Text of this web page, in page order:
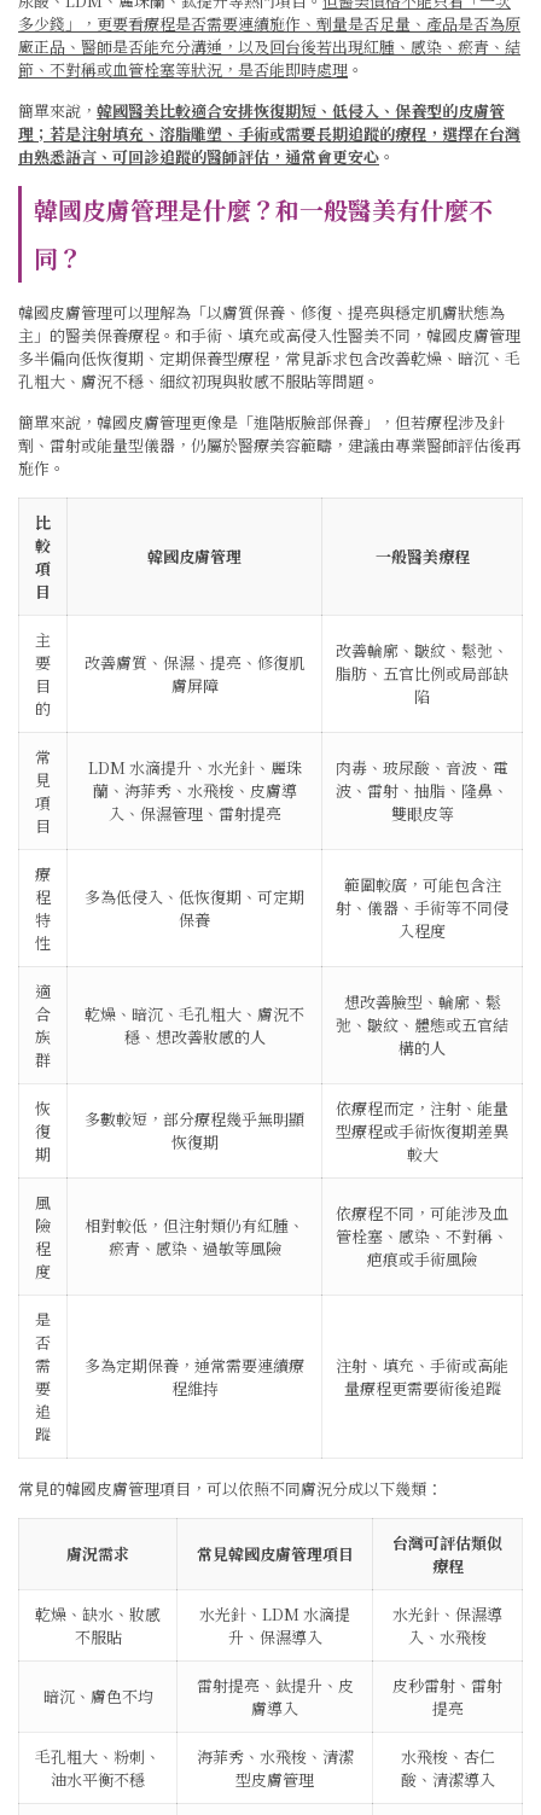
多少錢」，更要看療程是否需要連續施作、劑量是否足量、產品是否為原
廠正品、醫師是否能充分溝通，以及回台後若出現紅腫、感染、瘀青、結
節、不對稱或血管栓塞等狀況，是否能即時處理 。
簡單來說， 韓國醫美比較適合安排恢復期短、低侵入、保養型的皮膚管
理；若是注射填充、溶脂雕塑、手術或需要長期追蹤的療程，選擇在台灣
由熟悉語言、可回診追蹤的醫師評估，通常會更安心 。
韓國皮膚管理是什麼？和一般醫美有什麼不
同？
韓國皮膚管理可以理解為「以膚質保養、修復、提亮與穩定肌膚狀態為
主」的醫美保養療程。和手術、填充或高侵入性醫美不同，韓國皮膚管理
多半偏向低恢復期、定期保養型療程，常見訴求包含改善乾燥、暗沉、毛
孔粗大、膚況不穩、細紋初現與妝感不服貼等問題。
簡單來說，韓國皮膚管理更像是「進階版臉部保養」，但若療程涉及針
劑、雷射或能量型儀器，仍屬於醫療美容範疇，建議由專業醫師評估後再
施作。
比
較
項
目
韓國皮膚管理 一般醫美療程
主
要
目
的
改善膚質、保濕、提亮、修復肌
膚屏障
改善輪廓、皺紋、鬆弛、
脂肪、五官比例或局部缺
陷
常
見
項
目
LDM 水滴提升、水光針、麗珠
蘭、海菲秀、水飛梭、皮膚導
入、保濕管理、雷射提亮
肉毒、玻尿酸、音波、電
波、雷射、抽脂、隆鼻、
雙眼皮等
療
程
特
性
多為低侵入、低恢復期、可定期
保養
範圍較廣，可能包含注
射、儀器、手術等不同侵
入程度
適
合
族
群
乾燥、暗沉、毛孔粗大、膚況不
穩、想改善妝感的人
想改善臉型、輪廓、鬆
弛、皺紋、體態或五官結
構的人
恢
復
期
多數較短，部分療程幾乎無明顯
恢復期
依療程而定，注射、能量
型療程或手術恢復期差異
較大
風
險
程
度
相對較低，但注射類仍有紅腫、
瘀青、感染、過敏等風險
依療程不同，可能涉及血
管栓塞、感染、不對稱、
疤痕或手術風險
是
否
需
要
追
蹤
多為定期保養，通常需要連續療
程維持
注射、填充、手術或高能
量療程更需要術後追蹤
常見的韓國皮膚管理項目，可以依照不同膚況分成以下幾類：
膚況需求 常見韓國皮膚管理項目
台灣可評估類似
療程
乾燥、缺水、妝感
不服貼
水光針、LDM 水滴提
升、保濕導入
水光針、保濕導
入、水飛梭
暗沉、膚色不均
雷射提亮、鈦提升、皮
膚導入
皮秒雷射、雷射
提亮
毛孔粗大、粉刺、
油水平衡不穩
海菲秀、水飛梭、清潔
型皮膚管理
水飛梭、杏仁
酸、清潔導入